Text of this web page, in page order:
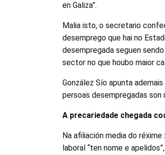
en Galiza”.
Malia isto, o secretario
desemprego que hai no
desempregada seguen
sector no que houbo maior
González Sío apunta
persoas desempregadas son
A precariedade chegada
Na afiliación media do
laboral “ten nome e